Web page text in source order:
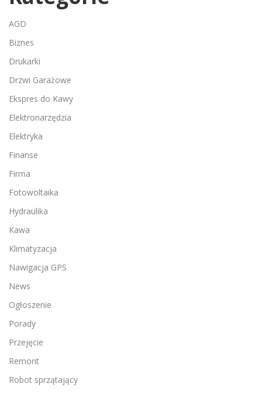
AGD
Biznes
Drukarki
Drzwi Garażowe
Ekspres do Kawy
Elektronarzędzia
Elektryka
Finanse
Firma
Fotowoltaika
Hydraulika
Kawa
Klimatyzacja
Nawigacja GPS
News
Ogłoszenie
Porady
Przejęcie
Remont
Robot sprzątający